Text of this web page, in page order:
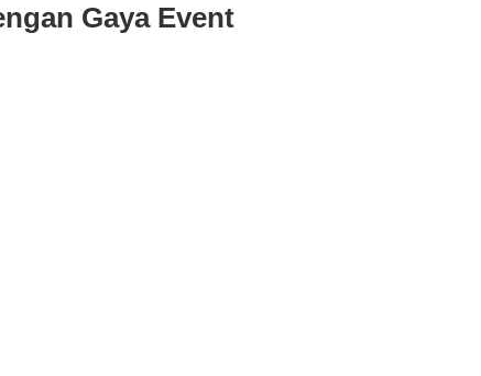
Gaya Event